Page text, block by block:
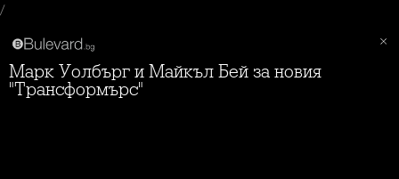
/
Марк Уолбърг и Майкъл Бей за новия
"Трансформърс"